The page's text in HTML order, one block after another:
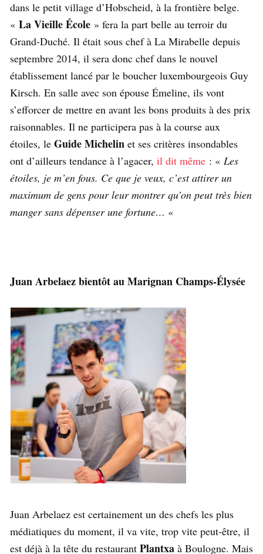
dans le petit village d’Hobscheid, à la frontière belge.
« La Vieille École » fera la part belle au terroir du
Grand-Duché. Il était sous chef à La Mirabelle depuis
septembre 2014, il sera donc chef dans le nouvel
établissement lancé par le boucher luxembourgeois Guy
Kirsch. En salle avec son épouse Émeline, ils vont
s’efforcer de mettre en avant les bons produits à des prix
raisonnables. Il ne participera pas à la course aux
étoiles, le Guide Michelin et ses critères insondables
ont d’ailleurs tendance à l’agacer, il dit même : « Les
étoiles, je m’en fous. Ce que je veux, c’est attirer un
maximum de gens pour leur montrer qu’on peut très bien
manger sans dépenser une fortune… «
Juan Arbelaez bientôt au Marignan Champs-Élysée
Juan Arbelaez est certainement un des chefs les plus
médiatiques du moment, il va vite, trop vite peut-être, il
est déjà à la tête du restaurant Plantxa à Boulogne. Mais